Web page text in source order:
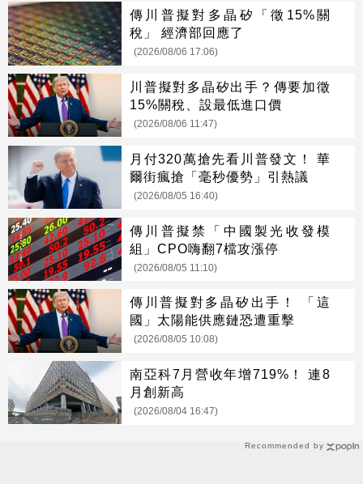
Recommended by
傳川普擬對多晶矽「徵15%關
稅」 經濟部回應了
(2026/08/06 17:06)
川普擬對多晶矽出手？傳要加徵
15%關稅、設最低進口價
(2026/08/06 11:47)
月付320萬搶先看川普發文！ 華
爾街瘋搶「毫秒優勢」引熱議
(2026/08/05 16:40)
傳川普擬禁「中國製光收發模
組」CPO嗨翻7檔攻漲停
(2026/08/05 11:10)
傳川普擬對多晶矽出手！ 「這
國」太陽能供應鏈恐遭重擊
(2026/08/05 10:08)
南亞科7月營收年增719%！ 連8
月創新高
(2026/08/04 16:47)